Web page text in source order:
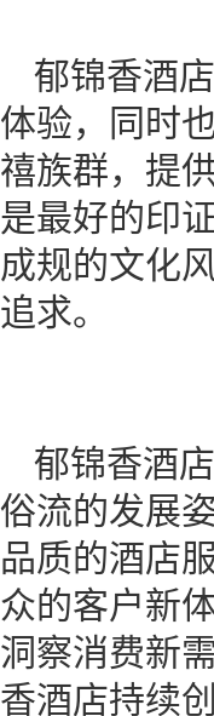
郁锦香酒
体验，同时
禧族群，提
是最好的印
成规的文化
追求。
郁锦香酒
俗流的发展
品质的酒店
众的客户新
洞察消费新
香酒店持续